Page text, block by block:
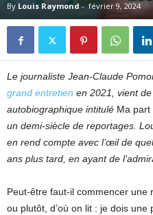
By Louis Raymond - février 9, 2024
Le journaliste Jean-Claude
grand entretien en 2021, vient
autobiographique intitulé Ma part
un demi-siècle de reportages.
en rend compte avec l’œil de
ans plus tard, en ayant de
Peut-être faut-il commencer une
ou plutôt, d’où on lit : je dois